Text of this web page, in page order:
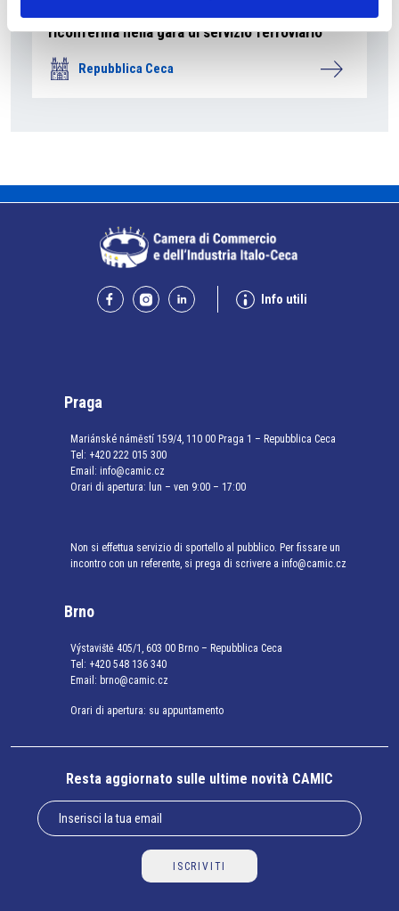
riconferma nella gara di servizio ferroviario
Repubblica Ceca
Info utili
Praga
Mariánské náměstí 159/4, 110 00 Praga 1 – Repubblica Ceca
Tel: +420 222 015 300
Email: info@camic.cz
Orari di apertura: lun – ven 9:00 – 17:00
Non si effettua servizio di sportello al pubblico. Per fissare un
incontro con un referente, si prega di scrivere a info@camic.cz
Brno
Výstaviště 405/1, 603 00 Brno – Repubblica Ceca
Tel: +420 548 136 340
Email: brno@camic.cz
Orari di apertura: su appuntamento
Resta aggiornato sulle ultime novità CAMIC
ISCRIVITI